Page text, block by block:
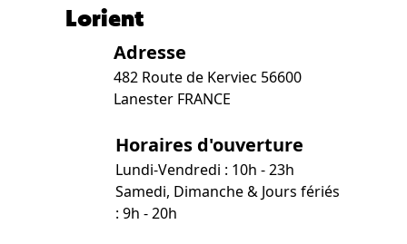
Lorient
Adresse
482 Route de Kerviec 56600
Lanester FRANCE
Horaires d'ouverture
Lundi-Vendredi : 10h - 23h
Samedi, Dimanche & Jours fériés
: 9h - 20h